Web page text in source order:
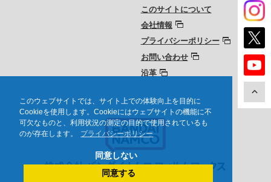
このウェブサイトでは、サイト上での体験向上を目的に
Cookieを使用します。Cookieにはウェブサイトの機能に不
可欠なものと、利用状況の測定の目的で使用されているも
のが存在します。
プライバシーポリシー
同意しない
同意する
このサイトについて
会社情報
プライバシーポリシー
お問い合わせ
沿革